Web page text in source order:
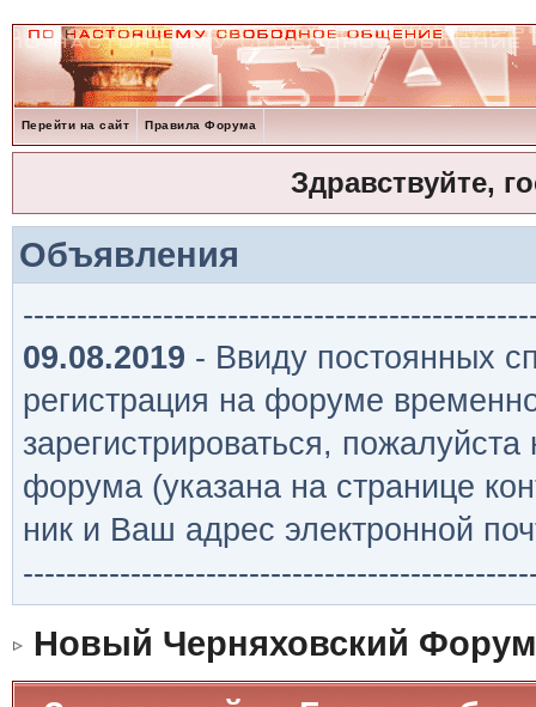
Перейти на сайт Правила Форума
Здравствуйте,
Объявления
09.08.2019 - Ввиду постоянных
регистрация на форуме
зарегистрироваться,
форума (указана на странице
ник и Ваш адрес электронной
Новый Черняховский Форум